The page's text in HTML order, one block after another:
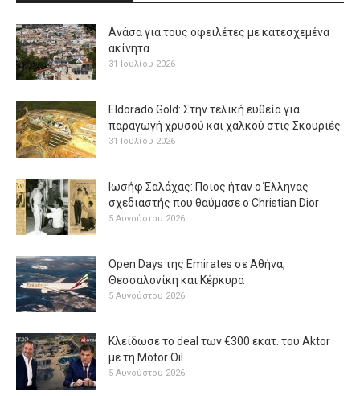
Ανάσα για τους οφειλέτες με κατεσχεμένα
ακίνητα
31 Ιουλίου 2026
Eldorado Gold: Στην τελική ευθεία για
παραγωγή χρυσού και χαλκού στις Σκουριές
31 Ιουλίου 2026
Ιωσήφ Σαλάχας: Ποιος ήταν ο Έλληνας
σχεδιαστής που θαύμασε ο Christian Dior
5 Αυγούστου 2026
Open Days της Emirates σε Αθήνα,
Θεσσαλονίκη και Κέρκυρα
5 Αυγούστου 2026
Κλείδωσε το deal των €300 εκατ. του Aktor
με τη Μotor Oil
5 Αυγούστου 2026